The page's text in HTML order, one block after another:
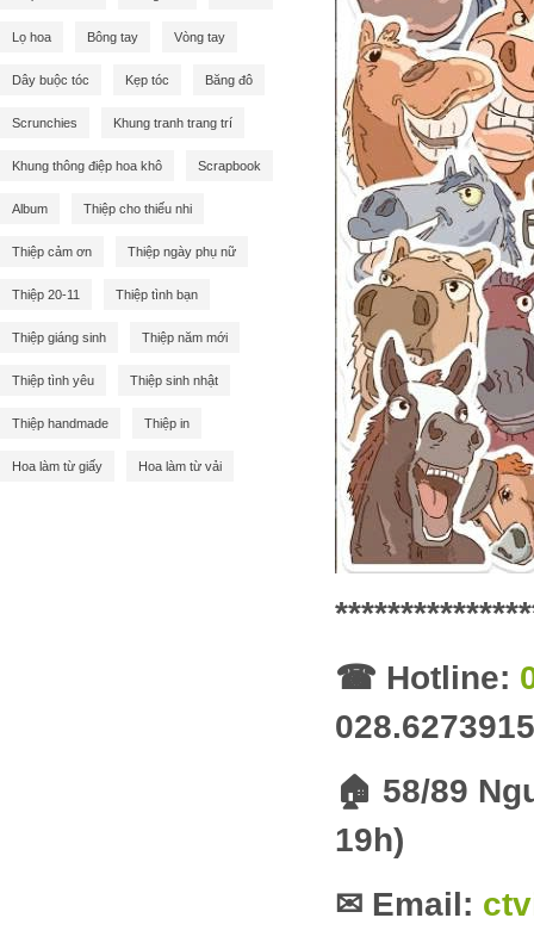
Lọ hoa Bông tay Vòng tay
Dây buộc tóc Kẹp tóc Băng đô
Scrunchies Khung tranh trang trí
Khung thông điệp hoa khô Scrapbook
Album Thiệp cho thiếu nhi
Thiệp cảm ơn Thiệp ngày phụ nữ
Thiệp 20-11 Thiệp tình bạn
Thiệp giáng sinh Thiệp năm mới
Thiệp tình yêu Thiệp sinh nhật
Thiệp handmade Thiệp in
Hoa làm từ giấy Hoa làm từ vải
☎ Hotline:
🏠 58/89
19h)
✉Email: